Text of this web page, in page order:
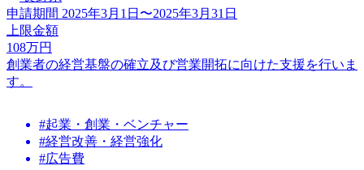
申請期間 2025年3月1日〜2025年3月31日
上限金額
108万円
創業者の経営基盤の確立及び営業開拓に向けた支援を行いま
す。
#起業・創業・ベンチャー
#経営改善・経営強化
#広告費